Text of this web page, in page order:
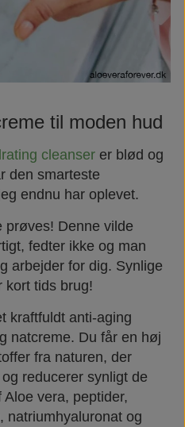
til moden hud
cleanser er blød og
den smarteste
endnu har oplevet.
prøves! Denne vilde
fedter ikke og man
arbejder for dig. Synlige
kort tids brug!
kraftfuldt anti-aging
natcreme. Du får en høj
fra naturen, der
reducerer synligt de
vera, peptider,
og